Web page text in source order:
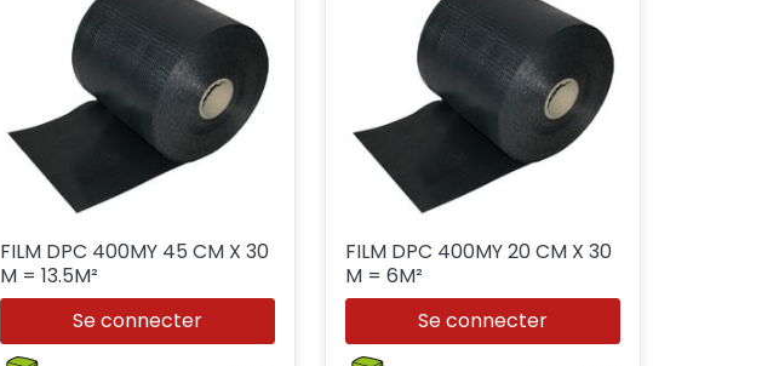
FILM DPC 400MY 45 CM X 30
M = 13.5M²
Se connecter
FILM DPC 400MY 20 CM X 30
M = 6M²
Se connecter